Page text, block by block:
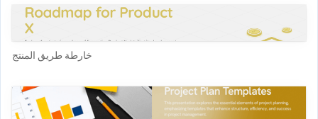
خارطة طريق المنتج